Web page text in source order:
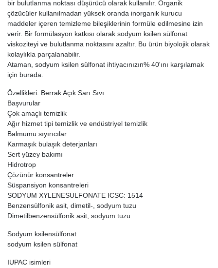
bir bulutlanma noktası düşürücü olarak kullanılır. Organik
çözücüler kullanılmadan yüksek oranda inorganik kurucu
maddeler içeren temizleme bileşiklerinin formüle edilmesine izin
verir. Bir formülasyon katkısı olarak sodyum ksilen sülfonat
viskoziteyi ve bulutlanma noktasını azaltır. Bu ürün biyolojik olarak
kolaylıkla parçalanabilir.
Ataman, sodyum ksilen sülfonat ihtiyacınızın% 40'ını karşılamak
için burada.
Özellikleri: Berrak Açık Sarı Sıvı
Başvurular
Çok amaçlı temizlik
Ağır hizmet tipi temizlik ve endüstriyel temizlik
Balmumu sıyırıcılar
Karmaşık bulaşık deterjanları
Sert yüzey bakımı
Hidrotrop
Çözünür konsantreler
Süspansiyon konsantreleri
SODYUM XYLENESULFONATE ICSC: 1514
Benzensülfonik asit, dimetil-, sodyum tuzu
Dimetilbenzensülfonik asit, sodyum tuzu
Sodyum ksilensülfonat
sodyum ksilen sülfonat
IUPAC isimleri